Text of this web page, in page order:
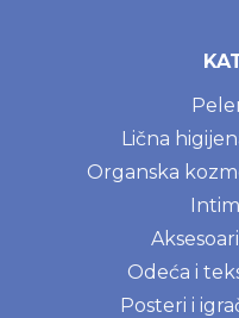
Lična
Organska
Odeća i
Posteri i